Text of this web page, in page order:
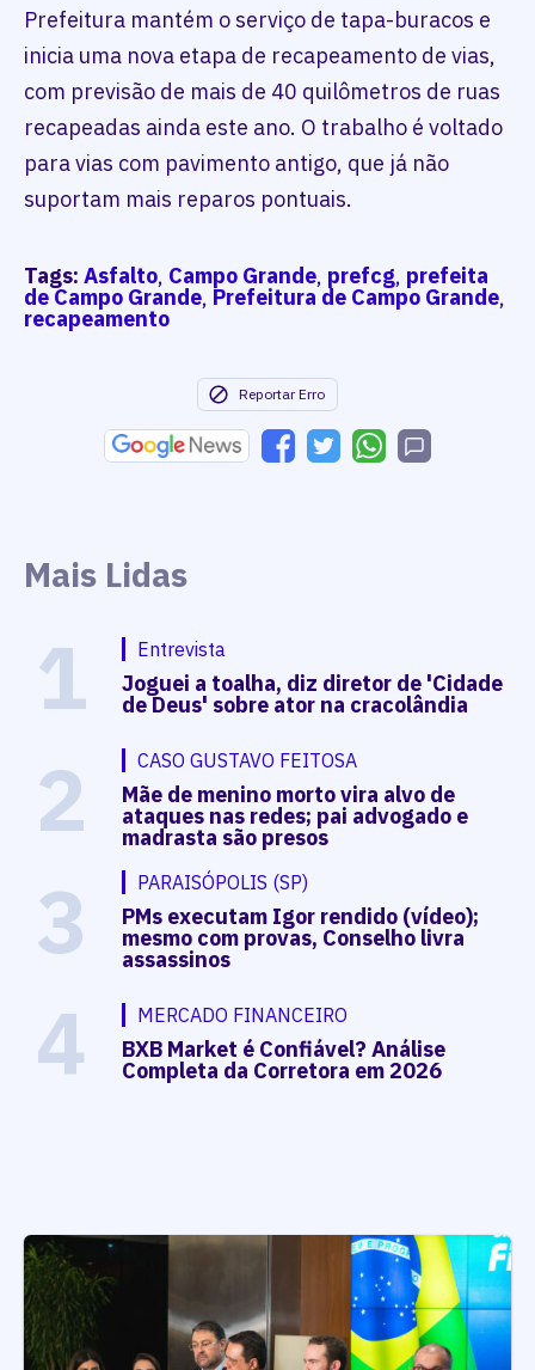
Prefeitura mantém o serviço de tapa-buracos e
inicia uma nova etapa de recapeamento de vias,
com previsão de mais de 40 quilômetros de ruas
recapeadas ainda este ano. O trabalho é voltado
para vias com pavimento antigo, que já não
suportam mais reparos pontuais.
Tags: Asfalto, Campo Grande, prefcg, prefeita
de Campo Grande, Prefeitura de Campo Grande,
recapeamento
Reportar Erro
Mais Lidas
1 Entrevista
Joguei a toalha, diz diretor de 'Cidade
de Deus' sobre ator na cracolândia
2 CASO GUSTAVO FEITOSA
Mãe de menino morto vira alvo de
ataques nas redes; pai advogado e
madrasta são presos
3 PARAISÓPOLIS (SP)
PMs executam Igor rendido (vídeo);
mesmo com provas, Conselho livra
assassinos
4 MERCADO FINANCEIRO
BXB Market é Confiável? Análise
Completa da Corretora em 2026